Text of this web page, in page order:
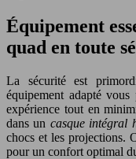
Équipement
quad en toute
La sécurité est
équipement adapté
expérience tout en
dans un casque intégral
chocs et les projections.
pour un confort optimal